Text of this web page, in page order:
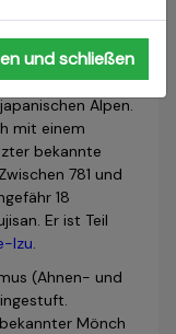
auch
und damit der
auf der größten
Alpen.
mit einem
bekannte
781 und
18
Er ist Teil
Izu.
(Ahnen- und
Mönch
und schließen